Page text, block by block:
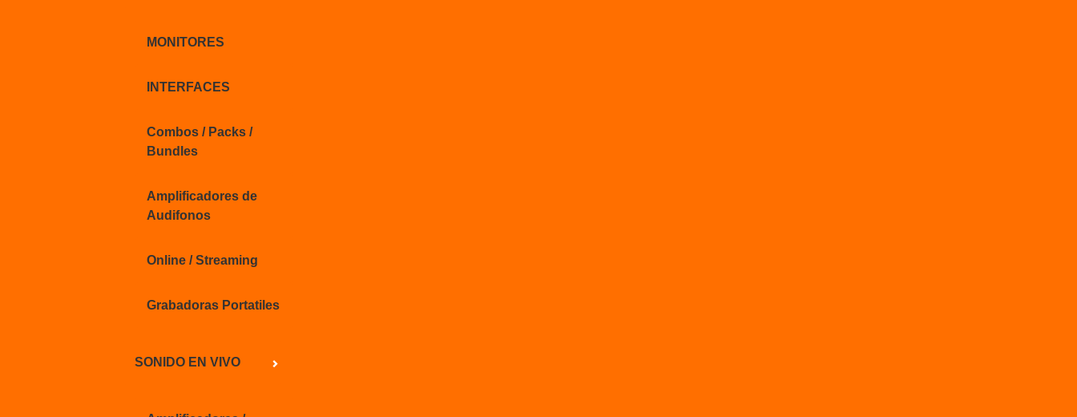
MONITORES
INTERFACES
Combos / Packs /
Bundles
Amplificadores de
Audifonos
Online / Streaming
Grabadoras Portatiles
SONIDO EN VIVO